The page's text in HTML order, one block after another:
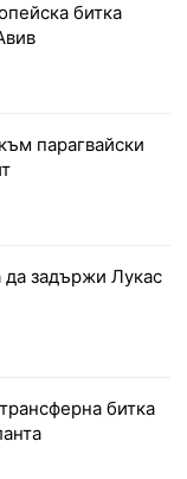
битка
парагвайски
задържи Лукас
битка